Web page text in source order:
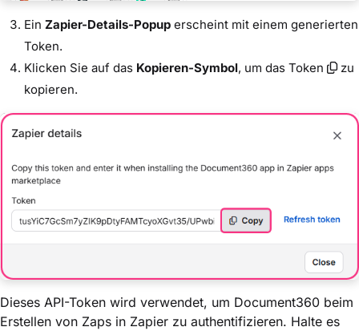
Ein Zapier-Details-Popup erscheint mit einem generierten
Token.
Klicken Sie auf das Kopieren-Symbol, um das Token
zu
kopieren.
Dieses API-Token wird verwendet, um Document360 beim
Erstellen von Zaps in Zapier zu authentifizieren. Halte es